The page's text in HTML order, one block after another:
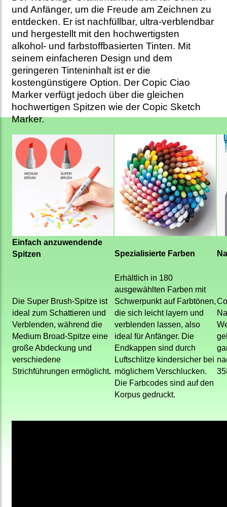
und Anfänger, um die Freude am Zeichnen zu
entdecken. Er ist nachfüllbar, ultra-verblendbar
und hergestellt mit den hochwertigsten
alkohol- und farbstoffbasierten Tinten. Mit
seinem einfacheren Design und dem
geringeren Tinteninhalt ist er die
kostengünstigere Option. Der Copic Ciao
Marker verfügt jedoch über die gleichen
hochwertigen Spitzen wie der Copic Sketch
Marker.
Einfach anzuwendende
Spitzen
Spezialisierte Farben
Die Super Brush-Spitze ist
ideal zum Schattieren und
Verblenden, während die
Medium Broad-Spitze eine
große Abdeckung und
verschiedene
Strichführungen ermöglicht.
Erhältlich in 180
ausgewählten Farben mit
Schwerpunkt auf Farbtönen,
die sich leicht layern und
verblenden lassen, also
ideal für Anfänger. Die
Endkappen sind durch
Luftschlitze kindersicher bei
möglichem Verschlucken.
Die Farbcodes sind auf den
Korpus gedruckt.